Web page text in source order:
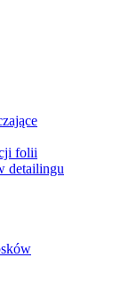
folii
detailingu